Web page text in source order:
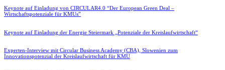
Keynote auf Einladung von CIRCULAR4.0 “Der European Green Deal –
Wirtschaftspotenziale für KMUs”
Keynote auf Einladung der Energie Steiermark „Potenziale der Kreislaufwirtschaft“
Experten-Interview mit Circular Business Academy (CBA), Slowenien zum
Innovationspotenzial der Kreislaufwirtschaft für KMU